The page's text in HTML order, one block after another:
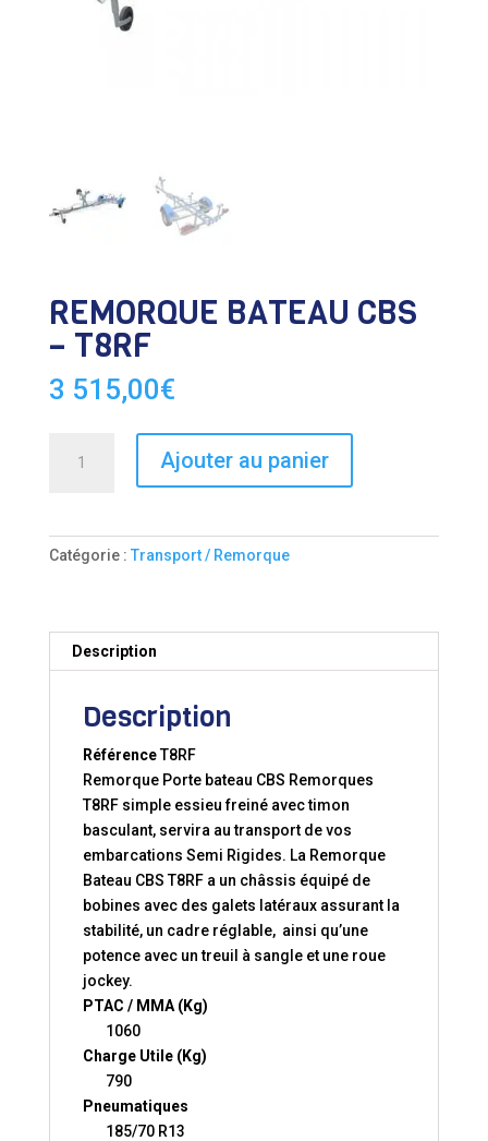
REMORQUE BATEAU CBS
– T8RF
3 515,00€
Ajouter au panier
Catégorie : Transport / Remorque
Description
Description
RéférenceT8RF
Remorque Porte bateau CBS Remorques
T8RF simple essieu freiné avec timon
basculant, servira au transport de vos
embarcations Semi Rigides. La Remorque
Bateau CBS T8RF a un châssis équipé de
bobines avec des galets latéraux assurant la
stabilité, un cadre réglable, ainsi qu’une
potence avec un treuil à sangle et une roue
jockey.
PTAC / MMA (Kg)
1060
Charge Utile (Kg)
790
Pneumatiques
185/70 R13